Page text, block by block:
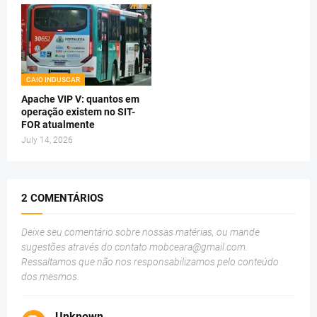
CAIO INDUSCAR
Apache VIP V: quantos em
operação existem no SIT-
FOR atualmente
July 14, 2026
2 COMENTÁRIOS
Deixe seu comentário sobre nossas matérias, ou mande
sugestões através do contato mobceara@gmail.com
Ressaltamos que não nos responsabilizamos pelo conteúdo
dos mesmos.